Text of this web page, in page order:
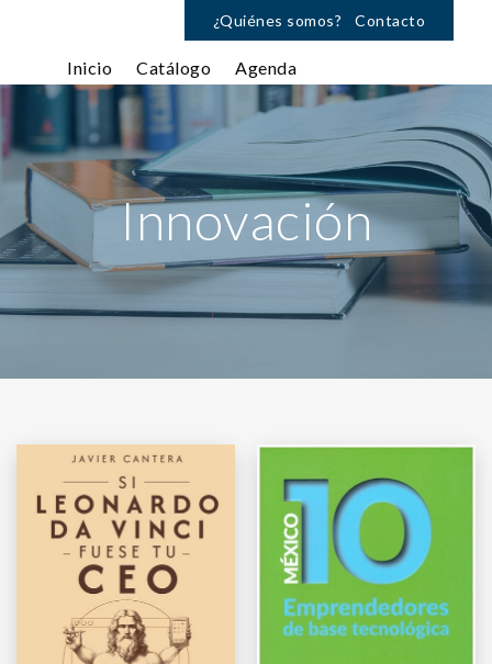
¿Quiénes somos? Contacto
Inicio Catálogo Agenda
Innovación